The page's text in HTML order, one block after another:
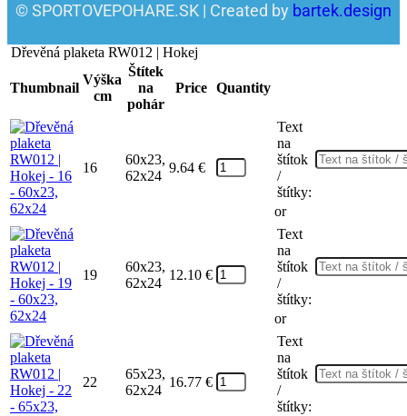
© SPORTOVEPOHARE.SK | Created by bartek.design
Dřevěná plaketa RW012 | Hokej
Thumbnail
Výška
cm
Štítek
na
pohár
Price Quantity
16
60x23,
62x24
9.64 €
Text
na
štítok
/
štítky:
or
19
60x23,
62x24
12.10 €
Text
na
štítok
/
štítky:
or
22
65x23,
62x24
16.77 €
Text
na
štítok
/
štítky: